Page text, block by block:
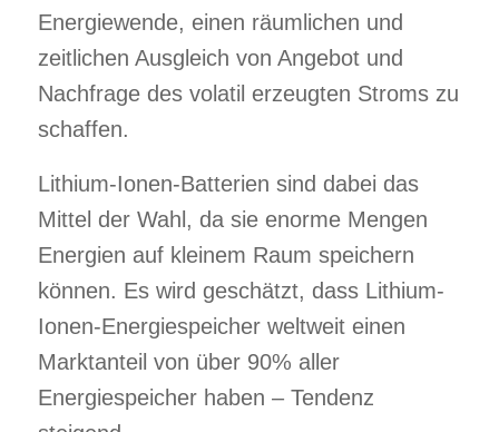
Energiewende, einen räumlichen und
zeitlichen Ausgleich von Angebot und
Nachfrage des volatil erzeugten Stroms zu
schaffen.
Lithium-Ionen-Batterien sind dabei das
Mittel der Wahl, da sie enorme Mengen
Energien auf kleinem Raum speichern
können. Es wird geschätzt, dass Lithium-
Ionen-Energiespeicher weltweit einen
Marktanteil von über 90% aller
Energiespeicher haben – Tendenz